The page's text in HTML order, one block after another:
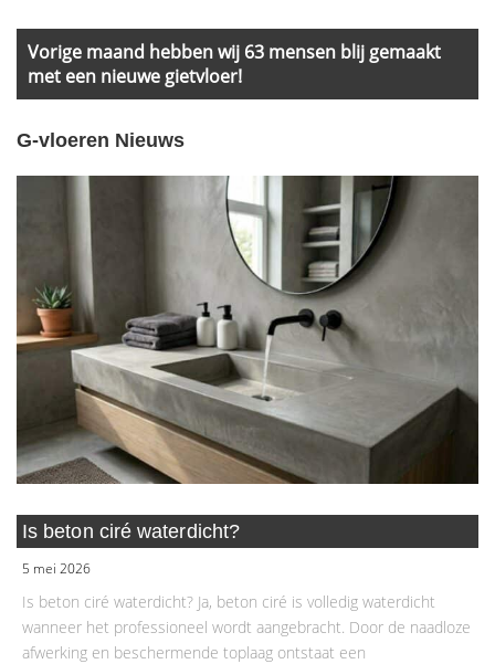
Vorige maand hebben wij 63 mensen blij gemaakt
met een nieuwe gietvloer!
G-vloeren Nieuws
Is beton ciré waterdicht?
5 mei 2026
Is beton ciré waterdicht? Ja, beton ciré is volledig waterdicht
wanneer het professioneel wordt aangebracht. Door de naadloze
afwerking en beschermende toplaag ontstaat een